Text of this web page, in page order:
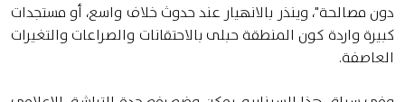
دون مصالحة"، وينذر بالانهيار عند حدوث خلاف واسع، أو مستجدات
كبيرة واردة كون المنطقة حبلى بالاحتقانات والصراعات والتغيرات
العاصفة.